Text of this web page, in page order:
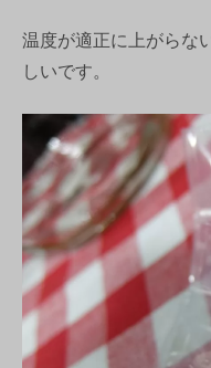
温度が適正に上がらな
しいです。